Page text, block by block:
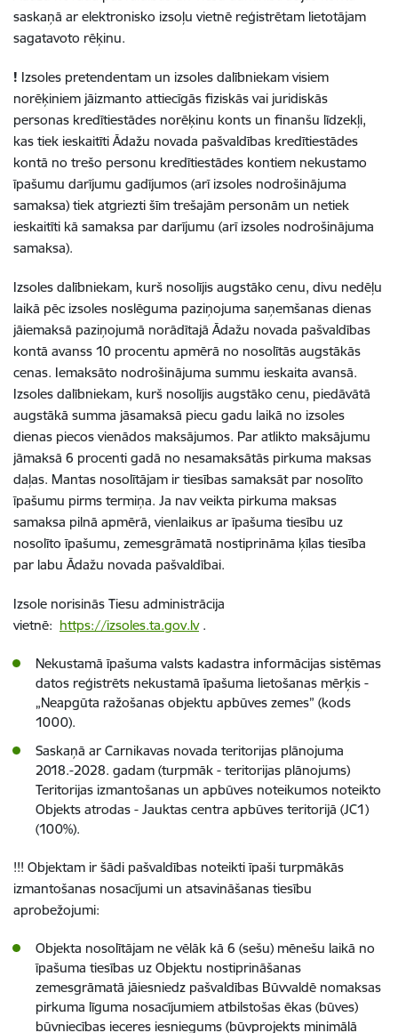
saskaņā ar elektronisko izsoļu vietnē reģistrētam lietotājam
sagatavoto rēķinu.
! Izsoles pretendentam un izsoles dalībniekam visiem
norēķiniem jāizmanto attiecīgās fiziskās vai juridiskās
personas kredītiestādes norēķinu konts un finanšu līdzekļi,
kas tiek ieskaitīti Ādažu novada pašvaldības kredītiestādes
kontā no trešo personu kredītiestādes kontiem nekustamo
īpašumu darījumu gadījumos (arī izsoles nodrošinājuma
samaksa) tiek atgriezti šīm trešajām personām un netiek
ieskaitīti kā samaksa par darījumu (arī izsoles nodrošinājuma
samaksa).
Izsoles dalībniekam, kurš nosolījis augstāko cenu, divu nedēļu
laikā pēc izsoles noslēguma paziņojuma saņemšanas dienas
jāiemaksā paziņojumā norādītajā Ādažu novada pašvaldības
kontā avanss 10 procentu apmērā no nosolītās augstākās
cenas. Iemaksāto nodrošinājuma summu ieskaita avansā.
Izsoles dalībniekam, kurš nosolījis augstāko cenu, piedāvātā
augstākā summa jāsamaksā piecu gadu laikā no izsoles
dienas piecos vienādos maksājumos. Par atlikto maksājumu
jāmaksā 6 procenti gadā no nesamaksātās pirkuma maksas
daļas. Mantas nosolītājam ir tiesības samaksāt par nosolīto
īpašumu pirms termiņa. Ja nav veikta pirkuma maksas
samaksa pilnā apmērā, vienlaikus ar īpašuma tiesību uz
nosolīto īpašumu, zemesgrāmatā nostiprināma ķīlas tiesība
par labu Ādažu novada pašvaldībai.
Izsole norisinās Tiesu administrācija
vietnē: https://izsoles.ta.gov.lv.
Nekustamā īpašuma valsts kadastra informācijas sistēmas
datos reģistrēts nekustamā īpašuma lietošanas mērķis -
„Neapgūta ražošanas objektu apbūves zemes” (kods
1000).
Saskaņā ar Carnikavas novada teritorijas plānojuma
2018.-2028. gadam (turpmāk - teritorijas plānojums)
Teritorijas izmantošanas un apbūves noteikumos noteikto
Objekts atrodas - Jauktas centra apbūves teritorijā (JC1)
(100%).
!!! Objektam ir šādi pašvaldības noteikti īpaši turpmākās
izmantošanas nosacījumi un atsavināšanas tiesību
aprobežojumi:
Objekta nosolītājam ne vēlāk kā 6 (sešu) mēnešu laikā no
īpašuma tiesības uz Objektu nostiprināšanas
zemesgrāmatā jāiesniedz pašvaldības Būvvaldē nomaksas
pirkuma līguma nosacījumiem atbilstošas ēkas (būves)
būvniecības ieceres iesniegums (būvprojekts minimālā